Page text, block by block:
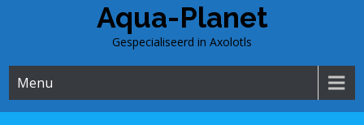
Aqua-Planet
Gespecialiseerd in Axolotls
Menu